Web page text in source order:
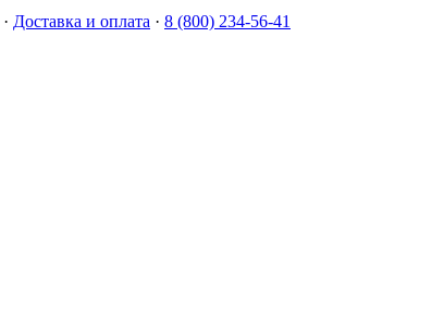
· Доставка и оплата · 8 (800) 234-56-41